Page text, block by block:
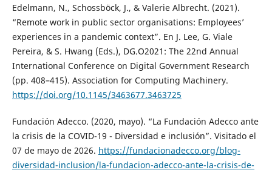
Edelmann, N., Schossböck, J., & Valerie Albrecht. (2021).
“Remote work in public sector organisations: Employees’
experiences in a pandemic context”. En J. Lee, G. Viale
Pereira, & S. Hwang (Eds.), DG.O2021: The 22nd Annual
International Conference on Digital Government Research
(pp. 408–415). Association for Computing Machinery.
https://doi.org/10.1145/3463677.3463725
Fundación Adecco. (2020, mayo). “La Fundación Adecco ante
la crisis de la COVID-19 - Diversidad e inclusión”. Visitado el
07 de mayo de 2026. https://fundacionadecco.org/blog-
diversidad-inclusion/la-fundacion-adecco-ante-la-crisis-de-